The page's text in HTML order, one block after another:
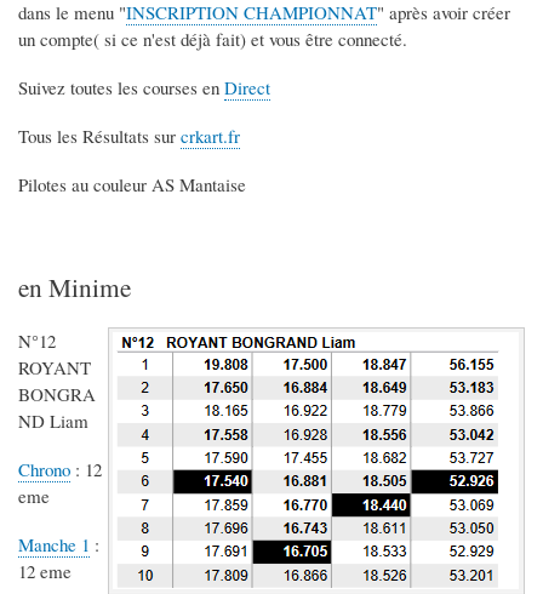
dans le menu "INSCRIPTION CHAMPIONNAT" après avoir créer
un compte( si ce n'est déjà fait) et vous être connecté.
Suivez toutes les courses en Direct
Tous les Résultats sur crkart.fr
Pilotes au couleur AS Mantaise
en Minime
N°12
ROYANT
BONGRA
ND Liam
Chrono : 12
eme
Manche 1 :
12 eme